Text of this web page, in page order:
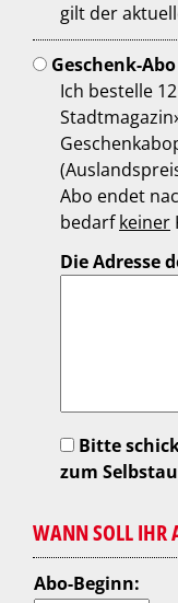
gilt der
Ich bestelle
(Auslandspreise
Abo endet
bedarfkeiner
Die Adresse
Bitte schickt mir
zum
WANN SOLL IHR
Abo-Beginn: